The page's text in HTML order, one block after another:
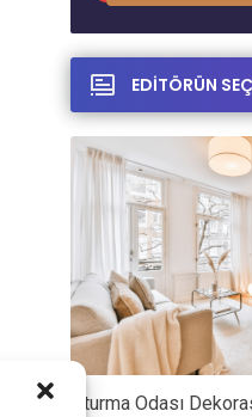
EDİTÖRÜN
Oturma Odası